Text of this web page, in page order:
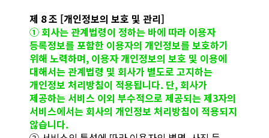
제 8 조 [개인정보의 보호 및 관리]
① 회사는 관계법령이 정하는 바에 따라 이용자
등록정보를 포함한 이용자의 개인정보를 보호하기
위해 노력하며, 이용자 개인정보의 보호 및 이용에
대해서는 관계법령 및 회사가 별도로 고지하는
개인정보 처리방침이 적용됩니다. 단, 회사가
제공하는 서비스 이외 부수적으로 제공되는 제3자의
서비스에서는 회사의 개인정보 처리방침이 적용되지
않습니다.